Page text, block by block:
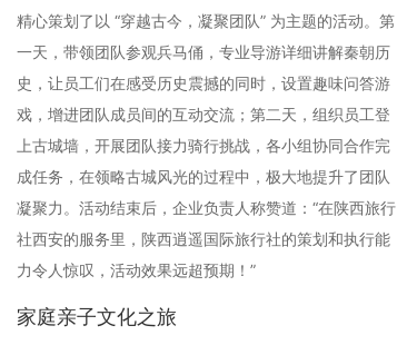
精心策划了以 “穿越古今，凝聚团队” 为主题的活动。第
一天，带领团队参观兵马俑，专业导游详细讲解秦朝历
史，让员工们在感受历史震撼的同时，设置趣味问答游
戏，增进团队成员间的互动交流；第二天，组织员工登
上古城墙，开展团队接力骑行挑战，各小组协同合作完
成任务，在领略古城风光的过程中，极大地提升了团队
凝聚力。活动结束后，企业负责人称赞道：“在陕西旅行
社西安的服务里，陕西逍遥国际旅行社的策划和执行能
力令人惊叹，活动效果远超预期！”
家庭亲子文化之旅